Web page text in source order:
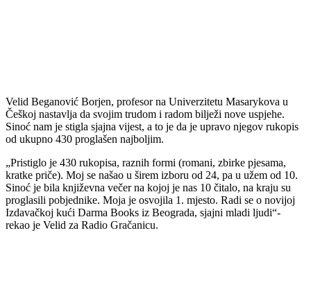
Velid Beganović Borjen, profesor na Univerzitetu Masarykova u
Češkoj nastavlja da svojim trudom i radom bilježi nove uspjehe.
Sinoć nam je stigla sjajna vijest, a to je da je upravo njegov rukopis
od ukupno 430 proglašen najboljim.
„Pristiglo je 430 rukopisa, raznih formi (romani, zbirke pjesama,
kratke priče). Moj se našao u širem izboru od 24, pa u užem od 10.
Sinoć je bila književna večer na kojoj je nas 10 čitalo, na kraju su
proglasili pobjednike. Moja je osvojila 1. mjesto. Radi se o novijoj
Izdavačkoj kući Darma Books iz Beograda, sjajni mladi ljudi“-
rekao je Velid za Radio Gračanicu.